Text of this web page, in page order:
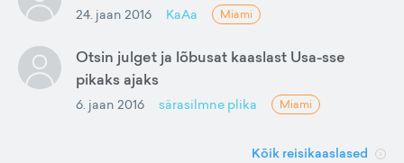
24. jaan 2016 KaAa Miami
Otsin julget ja lõbusat kaaslast Usa-sse
pikaks ajaks
6. jaan 2016 särasilmne plika Miami
Kõik reisikaaslased